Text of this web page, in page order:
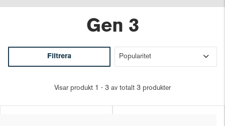
Gen 3
Filtrera
Visar produkt 1 - 3 av totalt 3 produkter